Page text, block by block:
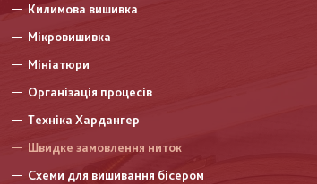
Килимова вишивка
Мікровишивка
Мініатюри
Організація процесів
Техніка Хардангер
Швидке замовлення ниток
Схеми для вишивання бісером